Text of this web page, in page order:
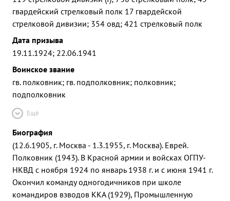
гвардейский стрелковый полк 17 гвардейской
стрелковой дивизии; 354 овд; 421 стрелковый полк
Дата призыва
19.11.1924; 22.06.1941
Воинское звание
гв. полковник; гв. подполковник; полковник;
подполковник
Ещё
Биография
(12.6.1905, г. Москва - 1.3.1955, г. Москва). Еврей.
Полковник (1943). В Красной армии и войсках ОГПУ-
НКВД с ноября 1924 по январь 1938 г. и с июня 1941 г.
Окончил команду одногодичников при школе
командиров взводов ККА (1929), Промышленную